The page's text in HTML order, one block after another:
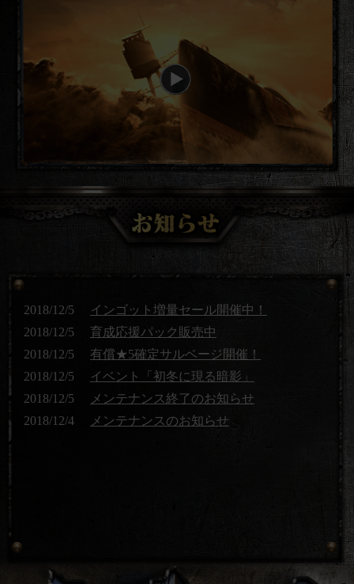
2018/12/5
インゴット増量セール開催中！
2018/12/5
育成応援パック販売中
2018/12/5
有償★5確定サルベージ開催！
2018/12/5
イベント「初冬に現る暗影」
2018/12/5
メンテナンス終了のお知らせ
2018/12/4
メンテナンスのお知らせ